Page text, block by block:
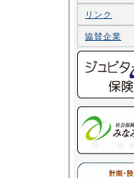
リンク
協賛企業